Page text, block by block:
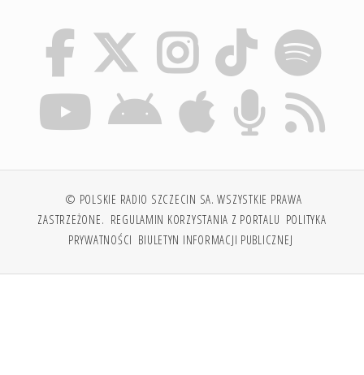
© POLSKIE RADIO SZCZECIN SA. WSZYSTKIE PRAWA
ZASTRZEŻONE. REGULAMIN KORZYSTANIA Z PORTALU POLITYKA
PRYWATNOŚCI BIULETYN INFORMACJI PUBLICZNEJ